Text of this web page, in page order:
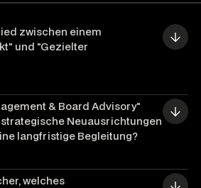
zwischen einem
und "Gezielter
& Board Advisory"
Neuausrichtungen
langfristige Begleitung?
welches